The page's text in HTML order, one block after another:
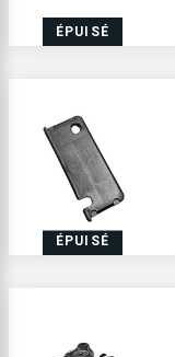
ÉPUISÉ
ÉPUISÉ